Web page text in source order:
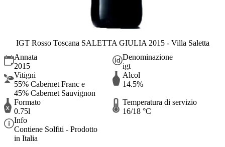
IGT Rosso Toscana SALETTA GIULIA 2015 - Villa Saletta
Annata
2015
Denominazione
igt
Vitigni
55% Cabernet Franc e
45% Cabernet Sauvignon
Alcol
14.5%
Formato
0.75l
Temperatura di servizio
16/18 °C
Info
Contiene Solfiti - Prodotto
in Italia